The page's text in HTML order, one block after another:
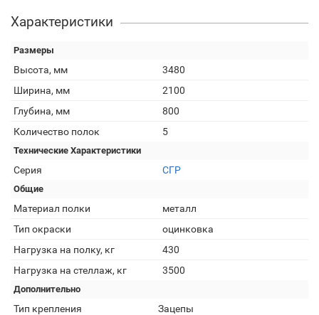
Характеристики
Размеры
Высота, мм
3480
Ширина, мм
2100
Глубина, мм
800
Количество полок
5
Технические Характеристики
Серия СГР
Общие
Материал полки
металл
Тип окраски
оцинковка
Нагрузка на полку, кг
430
Нагрузка на стеллаж, кг
3500
Дополнительно
Тип крепления
Зацепы